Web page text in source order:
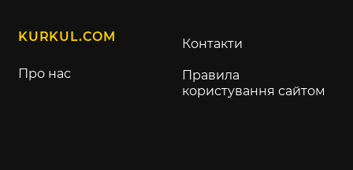
KURKUL.COM
Про нас
Контакти
Правила
користування сайтом